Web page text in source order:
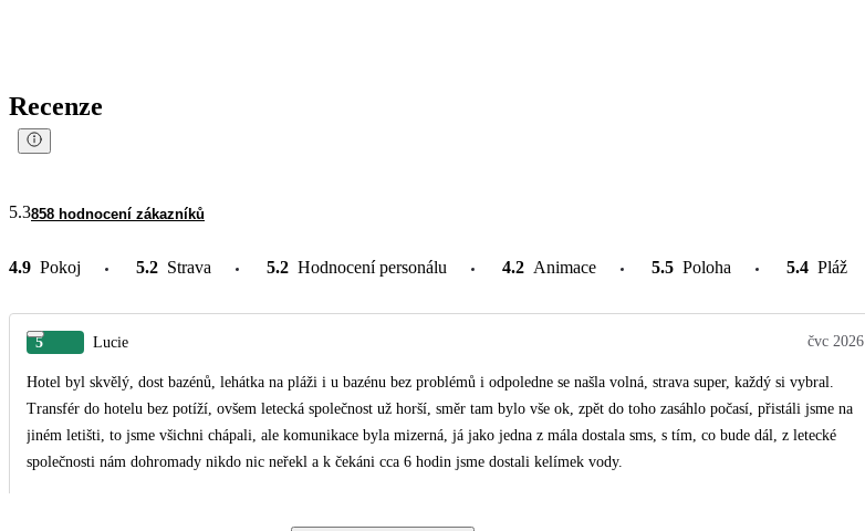
Recenze
5.3858 hodnocení zákazníků
4.9 Pokoj 5.2 Strava 5.2 Hodnocení personálu 4.2 Animace 5.5 Poloha 5.4 Pláž
5 Lucie čvc 2026
Hotel byl skvělý, dost bazénů, lehátka na pláži i u bazénu bez problémů i odpoledne se našla volná, strava super, každý si vybral.
Transfér do hotelu bez potíží, ovšem letecká společnost už horší, směr tam bylo vše ok, zpět do toho zasáhlo počasí, přistáli jsme na
jiném letišti, to jsme všichni chápali, ale komunikace byla mizerná, já jako jedna z mála dostala sms, s tím, co bude dál, z letecké
společnosti nám dohromady nikdo nic neřekl a k čekáni cca 6 hodin jsme dostali kelímek vody.